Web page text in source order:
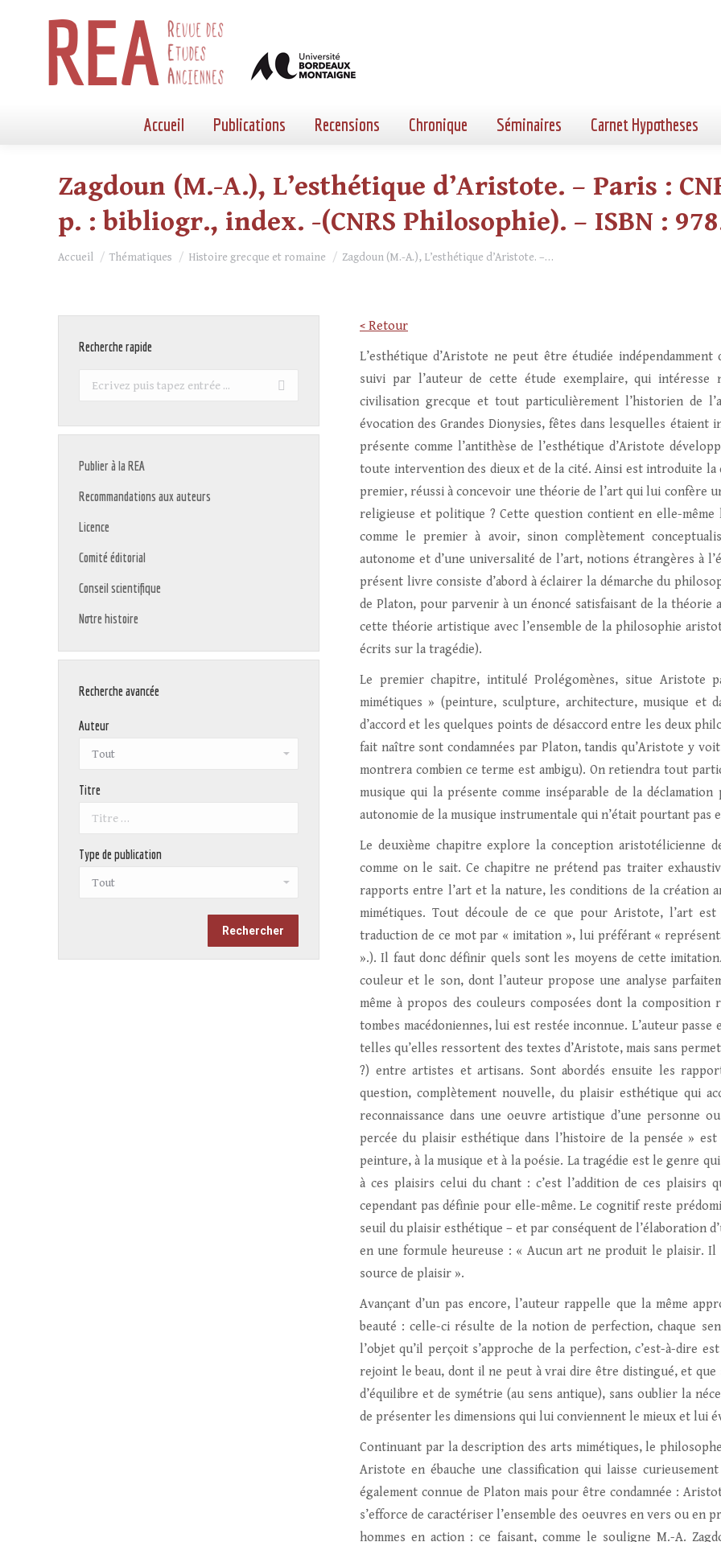
Accueil Publications Recensions Chronique Séminaires Carnet Hypotheses
Zagdoun (M.-A.), L’esthétique d’Aristote. – Paris :
p. : bibliogr., index. -(CNRS Philosophie). – ISBN :
Vous êtes ici :
Accueil Thématiques Histoire grecque et romaine Zagdoun (M.-A.), L’esthétique d’Aristote. –…
< Retour
L’esthétique d’Aristote ne peut être étudiée
suivi par l’auteur de cette étude exemplaire, qui
civilisation grecque et tout particulièrement l’historien de
évocation des Grandes Dionysies, fêtes dans lesquelles
présente comme l’antithèse de l’esthétique d’Aristote
toute intervention des dieux et de la cité. Ainsi est introduite
premier, réussi à concevoir une théorie de l’art qui lui confère
religieuse et politique ? Cette question contient en elle-
comme le premier à avoir, sinon complètement
autonome et d’une universalité de l’art, notions étrangères à
présent livre consiste d’abord à éclairer la démarche du
de Platon, pour parvenir à un énoncé satisfaisant de la
cette théorie artistique avec l’ensemble de la philosophie
écrits sur la tragédie).
Le premier chapitre, intitulé Prolégomènes, situe
mimétiques » (peinture, sculpture, architecture, musique et
d’accord et les quelques points de désaccord entre les deux
fait naître sont condamnées par Platon, tandis qu’Aristote y
montrera combien ce terme est ambigu). On retiendra tout
musique qui la présente comme inséparable de la
autonomie de la musique instrumentale qui n’était pourtant pas
Le deuxième chapitre explore la conception aristotélicienne
comme on le sait. Ce chapitre ne prétend pas traiter
rapports entre l’art et la nature, les conditions de la création
mimétiques. Tout découle de ce que pour Aristote, l’art
traduction de ce mot par « imitation », lui préférant «
».). Il faut donc définir quels sont les moyens de cette
couleur et le son, dont l’auteur propose une analyse
même à propos des couleurs composées dont la
tombes macédoniennes, lui est restée inconnue. L’auteur
telles qu’elles ressortent des textes d’Aristote, mais sans
?) entre artistes et artisans. Sont abordés ensuite les
question, complètement nouvelle, du plaisir esthétique qui
reconnaissance dans une oeuvre artistique d’une personne
percée du plaisir esthétique dans l’histoire de la pensée »
peinture, à la musique et à la poésie. La tragédie est le genre
à ces plaisirs celui du chant : c’est l’addition de ces plaisirs
cependant pas définie pour elle-même. Le cognitif reste
seuil du plaisir esthétique – et par conséquent de l’élaboration
en une formule heureuse : « Aucun art ne produit le plaisir. Il
source de plaisir ».
Avançant d’un pas encore, l’auteur rappelle que la même
beauté : celle-ci résulte de la notion de perfection, chaque
l’objet qu’il perçoit s’approche de la perfection, c’est-à-dire
rejoint le beau, dont il ne peut à vrai dire être distingué, et que
d’équilibre et de symétrie (au sens antique), sans oublier la
de présenter les dimensions qui lui conviennent le mieux et lui
Continuant par la description des arts mimétiques, le
Aristote en ébauche une classification qui laisse
également connue de Platon mais pour être condamnée :
s’efforce de caractériser l’ensemble des oeuvres en vers ou en
hommes en action : ce faisant, comme le souligne M.-A.
Recherche rapide
Recherche
Publier à la REA
Recommandations aux auteurs
Licence
Comité éditorial
Conseil scientifique
Notre histoire
Recherche avancée
Auteur
Titre
Type de publication